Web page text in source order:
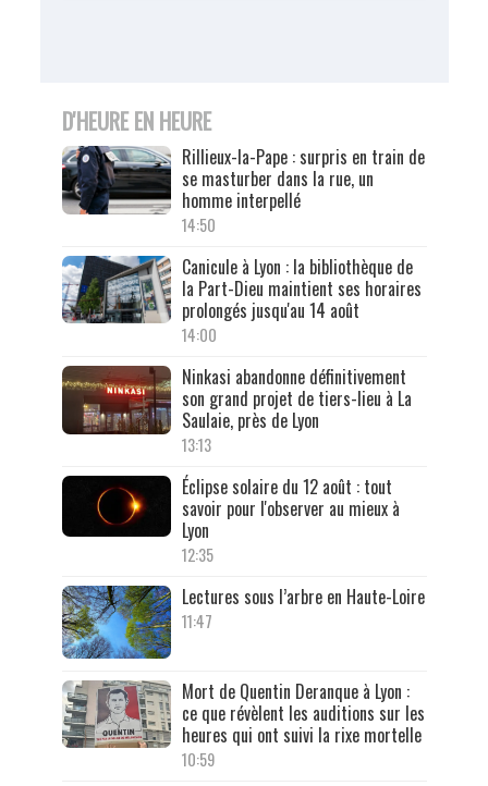
D'HEURE EN HEURE
Rillieux-la-Pape : surpris en train de
se masturber dans la rue, un
homme interpellé
14:50
Canicule à Lyon : la bibliothèque de
la Part-Dieu maintient ses horaires
prolongés jusqu'au 14 août
14:00
Ninkasi abandonne définitivement
son grand projet de tiers-lieu à La
Saulaie, près de Lyon
13:13
Éclipse solaire du 12 août : tout
savoir pour l'observer au mieux à
Lyon
12:35
Lectures sous l’arbre en Haute-Loire
11:47
Mort de Quentin Deranque à Lyon :
ce que révèlent les auditions sur les
heures qui ont suivi la rixe mortelle
10:59